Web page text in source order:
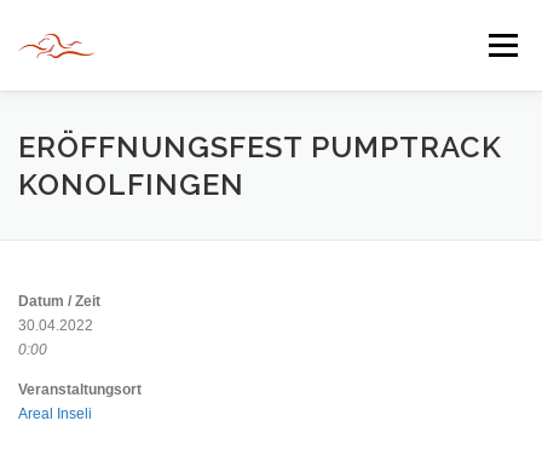
springen
Menü
HERZLICH WILLKOMMEN
INFORMATIONEN
ERÖFFNUNGSFEST PUMPTRACK
KONOLFINGEN
Datum / Zeit
30.04.2022
0:00
Veranstaltungsort
Areal Inseli